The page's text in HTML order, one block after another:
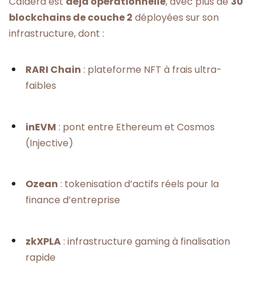
blockchains de couche 2 déployées sur son
infrastructure, dont :
RARI Chain : plateforme NFT à frais ultra-
faibles
inEVM : pont entre Ethereum et Cosmos
(Injective)
Ozean : tokenisation d’actifs réels pour la
finance d’entreprise
zkXPLA: infrastructure gaming à finalisation
rapide